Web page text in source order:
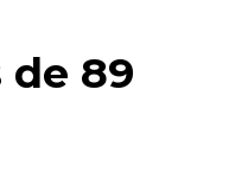
de 89